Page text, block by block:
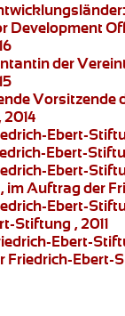
Development
der
Vorsitzende
Ebert-
Ebert-
Ebert-
im Auftrag der
Ebert-
Stiftung , 2011
Ebert-
Friedrich-Ebert-